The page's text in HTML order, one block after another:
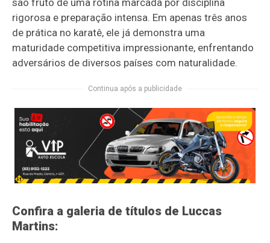
rigorosa e preparação intensa. Em apenas três anos
de prática no karatê, ele já demonstra uma
maturidade competitiva impressionante, enfrentando
adversários de diversos países com naturalidade.
Continua após a publicidade
Confira a galeria de títulos de Luccas
Martins: